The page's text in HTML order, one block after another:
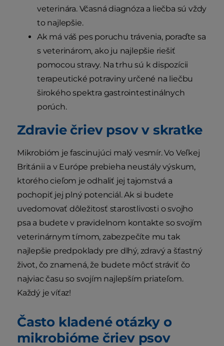
veterinára. Včasná diagnóza a liečba sú vždy
to najlepšie.
Ak má váš pes poruchu trávenia, poraďte sa
s veterinárom, ako ju najlepšie riešiť
pomocou stravy. Na trhu sú k dispozícii
terapeutické potraviny určené na liečbu
širokého spektra gastrointestinálnych
porúch.
Zdravie čriev psov v skratke
Mikrobióm je fascinujúci malý vesmír. Vo Veľkej
Británii a v Európe prebieha neustály výskum,
ktorého cieľom je odhaliť jej tajomstvá a
pochopiť jej plný potenciál. Ak si budete
uvedomovať dôležitosť starostlivosti o svojho
psa a budete v pravidelnom kontakte so svojím
veterinárnym tímom, zabezpečíte mu tak
najlepšie predpoklady pre dlhý, zdravý a šťastný
život, čo znamená, že budete môcť stráviť čo
najviac času so svojím najlepším priateľom.
Každý je víťaz!
Často kladené otázky o
mikrobióme čriev psov